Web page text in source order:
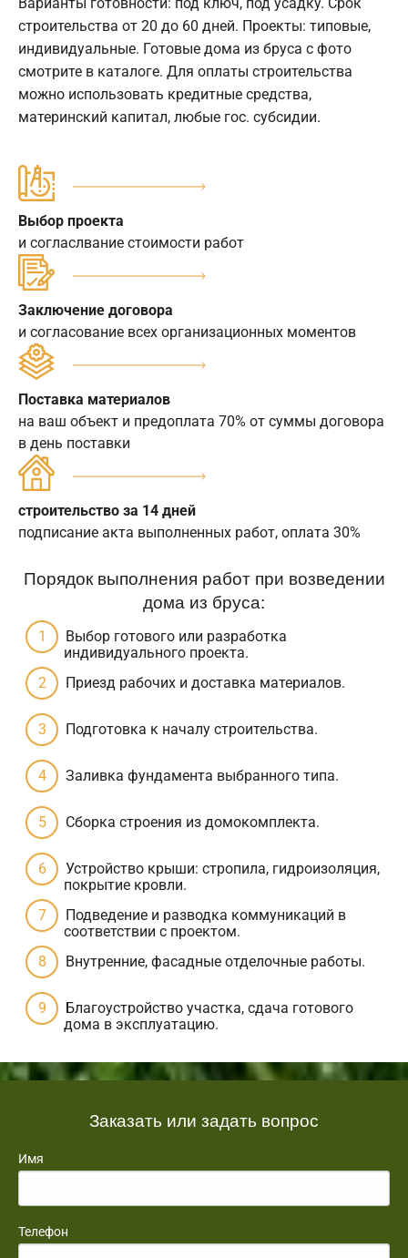
строительства от 20 до 60 дней. Проекты: типовые,
индивидуальные. Готовые дома из бруса с фото
смотрите в каталоге. Для оплаты строительства
можно использовать кредитные средства,
материнский капитал, любые гос. субсидии.
Выбор проекта
и согласлвание стоимости работ
Заключение договора
и согласование всех организационных моментов
Поставка материалов
на ваш объект и предоплата 70% от суммы договора
в день поставки
строительство за 14 дней
подписание акта выполненных работ, оплата 30%
Порядок выполнения работ при возведении
дома из бруса:
Выбор готового или разработка
индивидуального проекта.
Приезд рабочих и доставка материалов.
Подготовка к началу строительства.
Заливка фундамента выбранного типа.
Сборка строения из домокомплекта.
Устройство крыши: стропила, гидроизоляция,
покрытие кровли.
Подведение и разводка коммуникаций в
соответствии с проектом.
Внутренние, фасадные отделочные работы.
Благоустройство участка, сдача готового
дома в эксплуатацию.
Заказать или задать вопрос
Имя
Телефон